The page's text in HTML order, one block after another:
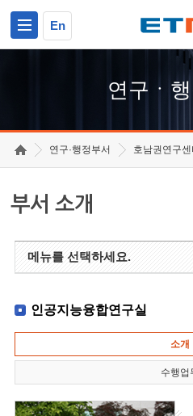
En
연구ㆍ
연구·행정부서 호남권연구센
부서 소개
메뉴를 선택하세요.
인공지능융합연구실
소개
수행업